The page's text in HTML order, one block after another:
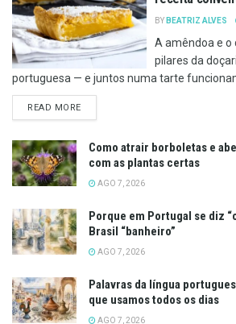
BY BEATRIZ ALVES
A amêndoa e o
pilares da
portuguesa — e juntos numa tarte
READ MOREDETAILS
Como atrair borboletas e
com as plantas certas
AGO 7, 2026
Porque em Portugal se diz
Brasil “banheiro”
AGO 7, 2026
Palavras da língua
que usamos todos os dias
AGO 7, 2026